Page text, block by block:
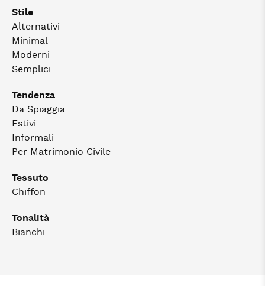
Stile
Alternativi
Minimal
Moderni
Semplici
Tendenza
Da Spiaggia
Estivi
Informali
Per Matrimonio Civile
Tessuto
Chiffon
Tonalità
Bianchi